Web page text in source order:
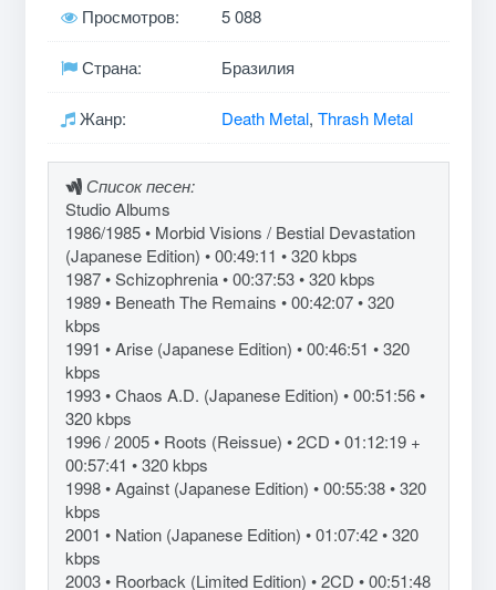
Просмотров: 5 088
Страна: Бразилия
Жанр: Death Metal, Thrash Metal
Список песен:
Studio Albums
1986/1985 • Morbid Visions / Bestial Devastation
(Japanese Edition) • 00:49:11 • 320 kbps
1987 • Schizophrenia • 00:37:53 • 320 kbps
1989 • Beneath The Remains • 00:42:07 • 320
kbps
1991 • Arise (Japanese Edition) • 00:46:51 • 320
kbps
1993 • Chaos A.D. (Japanese Edition) • 00:51:56 •
320 kbps
1996 / 2005 • Roots (Reissue) • 2CD • 01:12:19 +
00:57:41 • 320 kbps
1998 • Against (Japanese Edition) • 00:55:38 • 320
kbps
2001 • Nation (Japanese Edition) • 01:07:42 • 320
kbps
2003 • Roorback (Limited Edition) • 2CD • 00:51:48